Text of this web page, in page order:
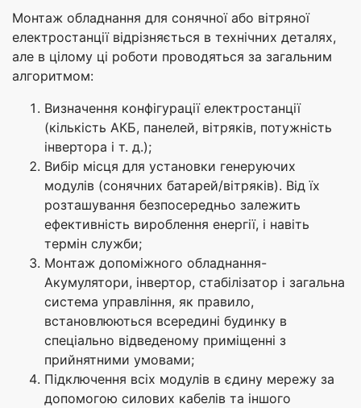
Монтаж обладнання для сонячної або вітряної
електростанції відрізняється в технічних деталях,
але в цілому ці роботи проводяться за загальним
алгоритмом:
Визначення конфігурації електростанції
(кількість АКБ, панелей, вітряків, потужність
інвертора і т. д.);
Вибір місця для установки генеруючих
модулів (сонячних батарей/вітряків). Від їх
розташування безпосередньо залежить
ефективність вироблення енергії, і навіть
термін служби;
Монтаж допоміжного обладнання-
Акумулятори, інвертор, стабілізатор і загальна
система управління, як правило,
встановлюються всередині будинку в
спеціально відведеному приміщенні з
прийнятними умовами;
Підключення всіх модулів в єдину мережу за
допомогою силових кабелів та іншого